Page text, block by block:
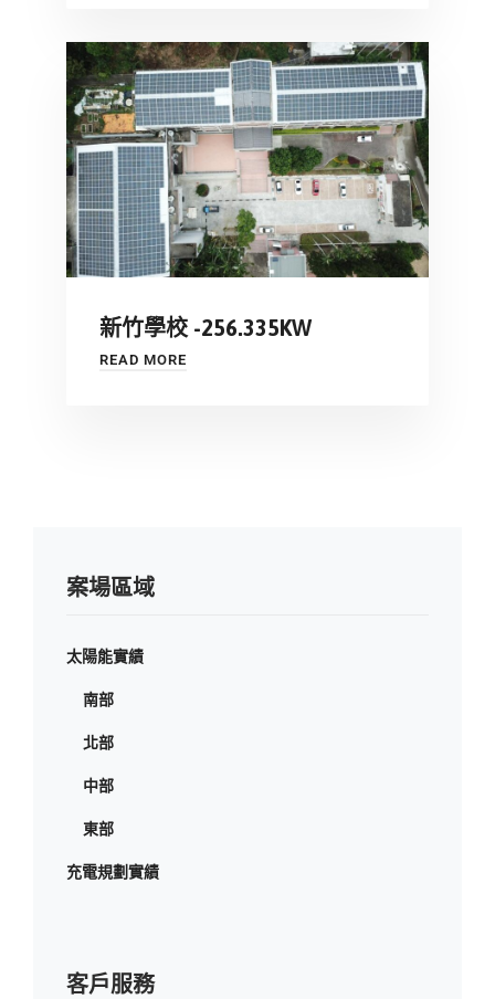
新竹學校 -256.335KW
READ MORE
案場區域
太陽能實績
南部
北部
中部
東部
充電規劃實績
客戶服務